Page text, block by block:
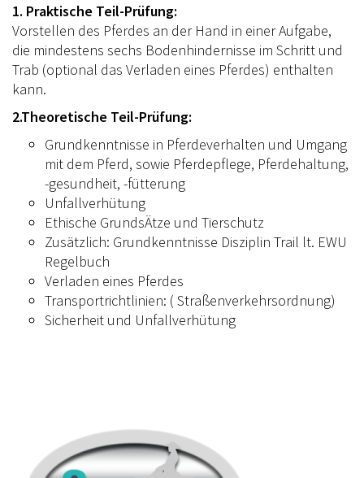
1. Praktische Teil-Prüfung:
Vorstellen des Pferdes an der Hand in einer Aufgabe,
die mindestens sechs Bodenhindernisse im Schritt und
Trab (optional das Verladen eines Pferdes) enthalten
kann.
2.Theoretische Teil-Prüfung:
Grundkenntnisse in Pferdeverhalten und Umgang
mit dem Pferd, sowie Pferdepflege, Pferdehaltung,
-gesundheit, -fütterung
Unfallverhütung
Ethische GrundsÄtze und Tierschutz
Zusätzlich: Grundkenntnisse Disziplin Trail lt. EWU
Regelbuch
Verladen eines Pferdes
Transportrichtlinien: ( Straßenverkehrsordnung)
Sicherheit und Unfallverhütung